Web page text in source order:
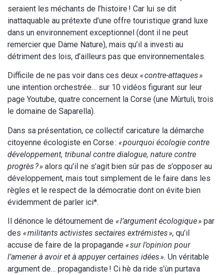
seraient les méchants de l’histoire ! Car lui se dit
inattaquable au prétexte d’une offre touristique grand luxe
dans un environnement exceptionnel (dont il ne peut
remercier que Dame Nature), mais qu’il a investi au
détriment des lois, d’ailleurs pas que environnementales.
Difficile de ne pas voir dans ces deux « contre-attaques »
une intention orchestrée… sur 10 vidéos figurant sur leur
page Youtube, quatre concernent la Corse (une Mùrtuli, trois
le domaine de Saparella).
Dans sa présentation, ce collectif caricature la démarche
citoyenne écologiste en Corse : « pourquoi écologie contre
développement, tribunal contre dialogue, nature contre
progrès ? » alors qu’il ne s’agit bien sûr pas de s’opposer au
développement, mais tout simplement de le faire dans les
règles et le respect de la démocratie dont on évite bien
évidemment de parler ici*.
Il dénonce le détournement de « l’argument écologique » par
des « militants activistes sectaires extrémistes », qu’il
accuse de faire de la propagande « sur l’opinion pour
l’amener à avoir et à appuyer certaines idées ». Un véritable
argument de… propagandiste ! Ci hè da ride s’ùn purtava